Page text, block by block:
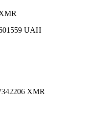
UAH
XMR